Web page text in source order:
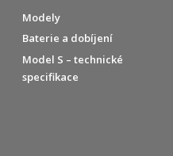
Modely
Baterie a dobíjení
Model S – technické
specifikace